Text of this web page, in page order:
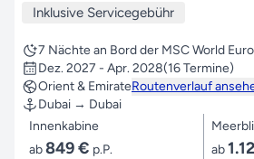
Inklusive Servicegebühr
7 Nächte an Bord der MSC World
Dez. 2027 - Apr. 2028(16 Termine)
Orient & EmirateRoutenverlauf
Dubai → Dubai
Innenkabine
ab849 € p.P.
ab